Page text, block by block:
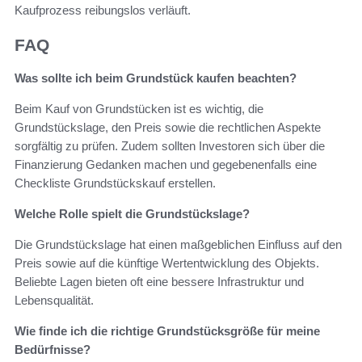
Kaufprozess reibungslos verläuft.
FAQ
Was sollte ich beim Grundstück kaufen beachten?
Beim Kauf von Grundstücken ist es wichtig, die
Grundstückslage, den Preis sowie die rechtlichen Aspekte
sorgfältig zu prüfen. Zudem sollten Investoren sich über die
Finanzierung Gedanken machen und gegebenenfalls eine
Checkliste Grundstückskauf erstellen.
Welche Rolle spielt die Grundstückslage?
Die Grundstückslage hat einen maßgeblichen Einfluss auf den
Preis sowie auf die künftige Wertentwicklung des Objekts.
Beliebte Lagen bieten oft eine bessere Infrastruktur und
Lebensqualität.
Wie finde ich die richtige Grundstücksgröße für meine
Bedürfnisse?